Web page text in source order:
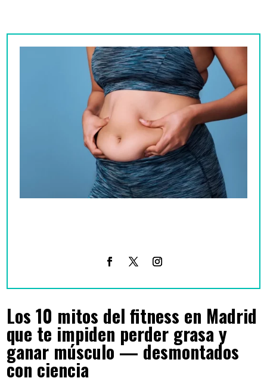
Los 10 mitos del fitness en Madrid
que te impiden perder grasa y
ganar músculo — desmontados
con ciencia